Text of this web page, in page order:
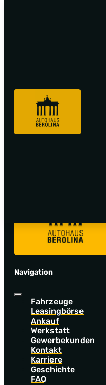
Go back to startpage
Navigation
Fahrzeuge
Leasingbörse
Ankauf
Werkstatt
Gewerbekunden
Kontakt
Karriere
Geschichte
FAQ